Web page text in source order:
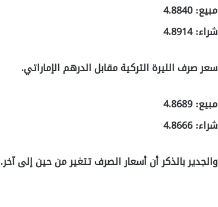
مبيع: 4.8840
شراء: 4.8914
سعر صرف الليرة التركية مقابل الدرهم الإماراتي.
مبيع: 4.8689
شراء: 4.8666
والجدير بالذكر أن أسعار الصرف تتغير من حين إلى آخر.